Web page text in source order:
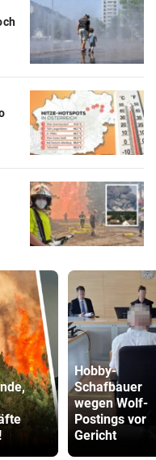
Hobby-
Schafbauer
wegen Wolf-
Postings vor
Gericht